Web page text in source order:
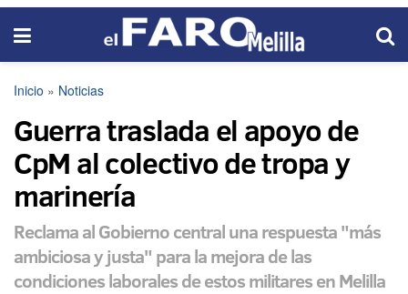
Inicio » Noticias
Guerra traslada el apoyo de
CpM al colectivo de tropa y
marinería
Reclama al Gobierno central una respuesta "más
ambiciosa y justa" para la mejora de las
condiciones laborales de estos militares en Melilla